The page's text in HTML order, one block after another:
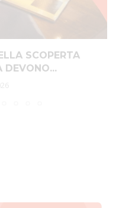
SCOPERTA
DEVONO...